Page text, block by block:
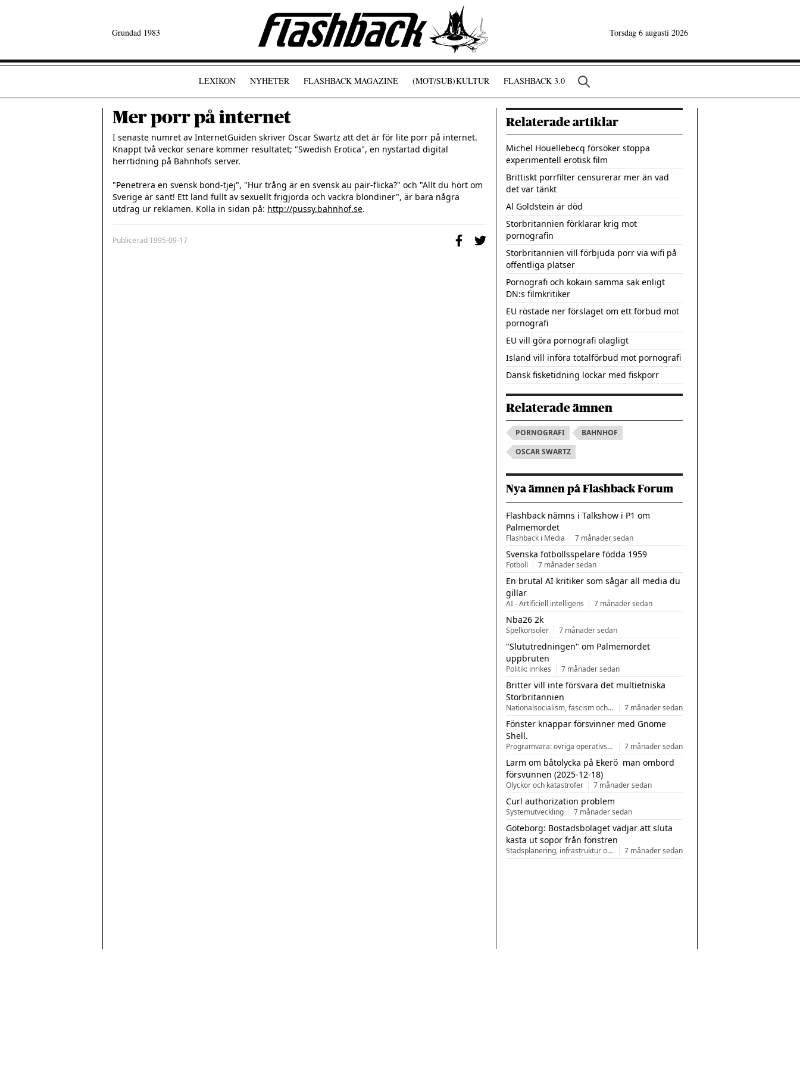
Grundad 1983 Torsdag 6 augusti 2026
LEXIKON NYHETER FLASHBACK MAGAZINE (MOT/SUB)KULTUR FLASHBACK 3.0
Mer porr på internet
I senaste numret av InternetGuiden skriver Oscar Swartz att det är för lite porr på internet.
Knappt två veckor senare kommer resultatet; "Swedish Erotica", en nystartad digital
herrtidning på Bahnhofs server.
"Penetrera en svensk bond-tjej", "Hur trång är en svensk au pair-flicka?" och "Allt du hört om
Sverige är sant! Ett land fullt av sexuellt frigjorda och vackra blondiner", är bara några
utdrag ur reklamen. Kolla in sidan på: http://pussy.bahnhof.se.
Publicerad 1995-09-17
Relaterade artiklar
Michel Houellebecq försöker stoppa
experimentell erotisk film
Brittiskt porrfilter censurerar mer än vad
det var tänkt
Al Goldstein är död
Storbritannien förklarar krig mot
pornografin
Storbritannien vill förbjuda porr via wifi på
offentliga platser
Pornografi och kokain samma sak enligt
DN:s filmkritiker
EU röstade ner förslaget om ett förbud mot
pornografi
EU vill göra pornografi olagligt
Island vill införa totalförbud mot pornografi
Dansk fisketidning lockar med fiskporr
Relaterade ämnen
PORNOGRAFI
BAHNHOF
OSCAR SWARTZ
Nya ämnen på Flashback Forum
Flashback nämns i Talkshow i P1 om
Palmemordet
Flashback i Media 7 månader sedan
Svenska fotbollsspelare födda 1959
Fotboll 7 månader sedan
En brutal AI kritiker som sågar all media du
gillar
AI - Artificiell intelligens 7 månader sedan
Nba26 2k
Spelkonsoler 7 månader sedan
"Slututredningen" om Palmemordet
uppbruten
Politik: inrikes 7 månader sedan
Britter vill inte försvara det multietniska
Storbritannien
Nationalsocialism, fascism och nationalism 7 månader sedan
Fönster knappar försvinner med Gnome
Shell.
Programvara: övriga operativsystem 7 månader sedan
Larm om båtolycka på Ekerö  man ombord
försvunnen (2025-12-18)
Olyckor och katastrofer 7 månader sedan
Curl authorization problem
Systemutveckling 7 månader sedan
Göteborg: Bostadsbolaget vädjar att sluta
kasta ut sopor från fönstren
Stadsplanering, infrastruktur och arkitektur 7 månader sedan